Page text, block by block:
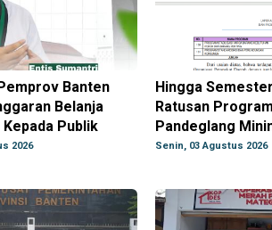
Banten
Belanja
Publik
2026
Hingga
Ratusan
Pandeglang
Senin, 03 Agustus 2026